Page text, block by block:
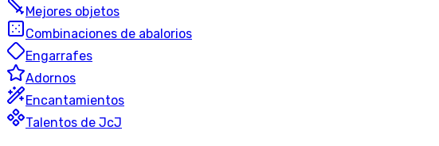
Mejores objetos
Combinaciones de abalorios
Engarrafes
Adornos
Encantamientos
Talentos de JcJ